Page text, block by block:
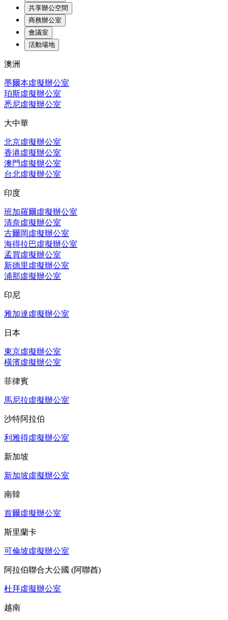
共享辦公空間
商務辦公室
會議室
活動場地
澳洲
墨爾本虛擬辦公室
珀斯虛擬辦公室
悉尼虛擬辦公室
大中華
北京虛擬辦公室
香港虛擬辦公室
澳門虛擬辦公室
台北虛擬辦公室
印度
班加羅爾虛擬辦公室
清奈虛擬辦公室
古爾岡虛擬辦公室
海得拉巴虛擬辦公室
孟買虛擬辦公室
新德里虛擬辦公室
浦那虛擬辦公室
印尼
雅加達虛擬辦公室
日本
東京虛擬辦公室
橫濱虛擬辦公室
菲律賓
馬尼拉虛擬辦公室
沙特阿拉伯
利雅得虛擬辦公室
新加坡
新加坡虛擬辦公室
南韓
首爾虛擬辦公室
斯里蘭卡
可倫坡虛擬辦公室
阿拉伯聯合大公國 (阿聯酋)
杜拜虛擬辦公室
越南